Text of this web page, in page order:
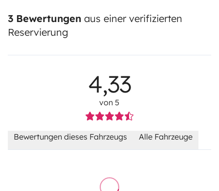
3 Bewertungen aus einer verifizierten
Reservierung
4,33
von 5
Bewertungen dieses Fahrzeugs Alle Fahrzeuge